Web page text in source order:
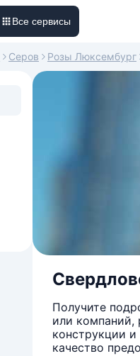
Все сервисы
Серов Розы Люксембург
Получите
или компаний,
конструкции
качество